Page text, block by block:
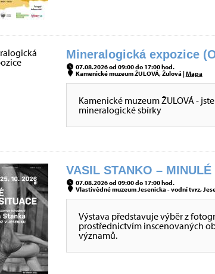
Mineralogická expozice
07.08.2026 od 09:00 do 17:00 hod.
Kamenické muzeum ŽULOVÁ, Žulová |Mapa
Kamenické muzeum ŽULOVÁ -
mineralogické sbírky
VASIL STANKO –
07.08.2026 od 09:00 do 17:00 hod.
Vlastivědné muzeum Jesenicka - vodní tvrz,
Výstava představuje výběr z
prostřednictvím inscenovaných
významů.